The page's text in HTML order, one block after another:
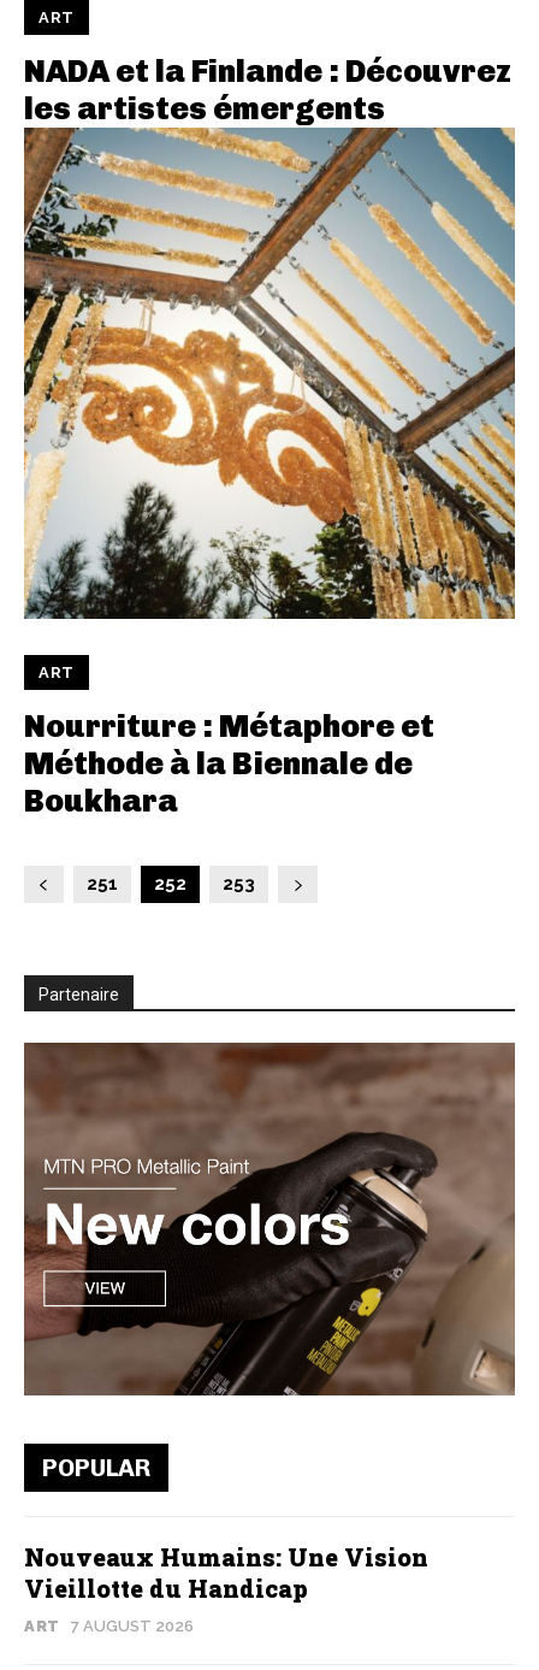
ART
NADA et la Finlande : Découvrez
les artistes émergents
ART
Nourriture : Métaphore et
Méthode à la Biennale de
Boukhara
251 252 253
Partenaire
POPULAR
Nouveaux Humains: Une Vision
Vieillotte du Handicap
ART 7 AUGUST 2026